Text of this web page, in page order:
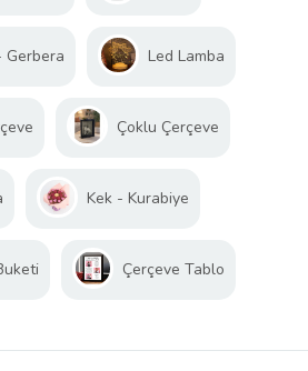
Gerbera Led Lamba
Çoklu Çerçeve
Kek - Kurabiye
Çerçeve Tablo